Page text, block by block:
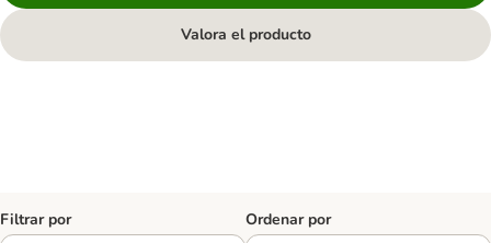
Valora el producto
Filtrar por Ordenar por